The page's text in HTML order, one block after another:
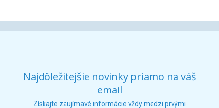
Najdôležitejšie novinky priamo na váš
email
Získajte zaujímavé informácie vždy medzi prvými